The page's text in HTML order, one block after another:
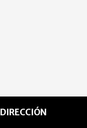
DIRECCIÓN